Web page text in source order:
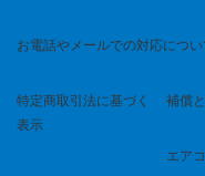
お電話やメールでの対応につい
特定商取引法に基づく
表示
補償
エア